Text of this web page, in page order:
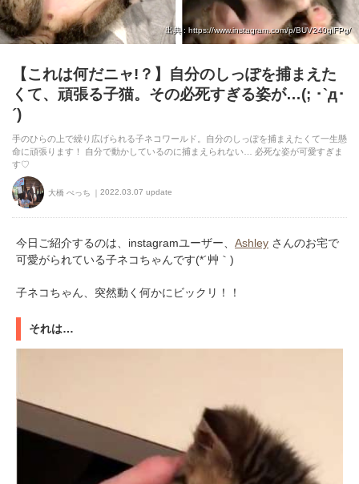
出典 : https://www.instagram.com/p/BUV240glFPg/
【これは何だニャ!？】自分のしっぽを捕まえた
くて、頑張る子猫。その必死すぎる姿が…(; ･`д･
´)
手のひらの上で繰り広げられる子ネコワールド。自分のしっぽを捕まえたくて一生懸
命に頑張ります！ 自分で動かしているのに捕まえられない… 必死な姿が可愛すぎま
す♡
大橋 ぺっち 2022.03.07 update
今日ご紹介するのは、instagramユーザー、 Ashley さんのお宅で
可愛がられている子ネコちゃんです(*´艸｀)
子ネコちゃん、突然動く何かにビックリ！！
それは…